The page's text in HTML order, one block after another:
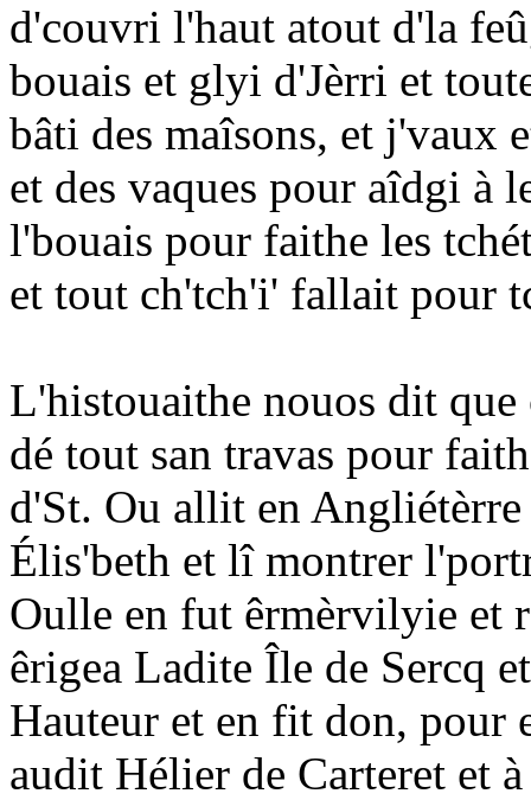
d'couvri l'haut atout d'la
bouais et glyi d'Jèrri et
bâti des maîsons, et j'vaux
et des vaques pour aîdgi à
l'bouais pour faithe les
et tout ch'tch'i' fallait pour
L'histouaithe nouos dit que
dé tout san travas pour
d'St. Ou allit en Angliétèrre
Élis'beth et lî montrer
Oulle en fut êrmèrvilyie et
êrigea Ladite Île de Sercq
Hauteur et en fit don, pour
audit Hélier de Carteret et